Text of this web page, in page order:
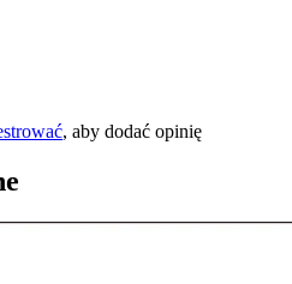
, aby dodać opinię